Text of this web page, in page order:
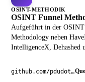
OSINT-METHODIK
OSINT Funnel
Aufgeführt in der
Methodology neben
IntelligenceX, Dehashed
github.com/pdudotdev/ofm